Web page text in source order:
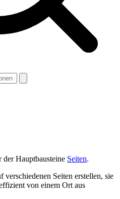
der Hauptbausteine Seiten.
verschiedenen Seiten erstellen, sie
von einem Ort aus